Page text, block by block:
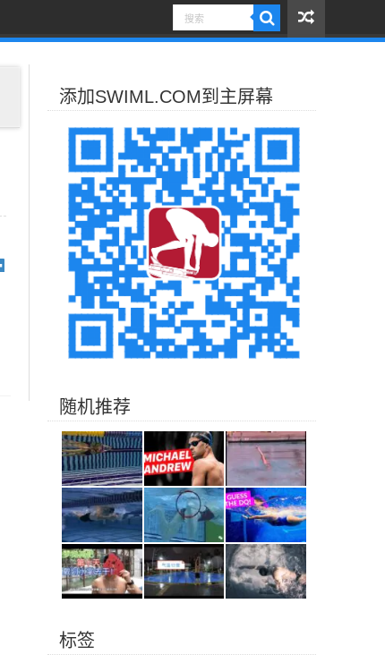
添加SWIML.COM到主屏幕
随机推荐
标签